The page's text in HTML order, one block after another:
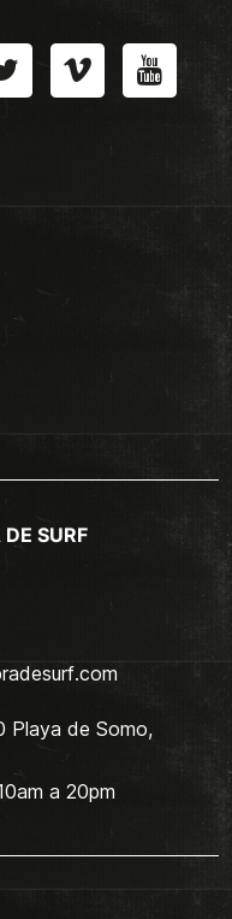
SURF
Playa de Somo,
a 20pm